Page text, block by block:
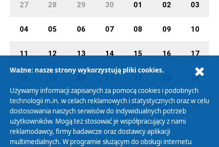
27 28 29 30 01 02 03
04 05 06 07 08 09 10
11 12 13 14 15 16 17
24
25 26 27 28 29 30 31
Ważne: nasze strony wykorzystują pliki cookies.
Używamy informacji zapisanych za pomocą cookies i podobnych
technologii m.in. w celach reklamowych i statystycznych oraz w celu
dostosowania naszych serwisów do indywidualnych potrzeb
użytkowników. Mogą też stosować je współpracujący z nami
reklamodawcy, firmy badawcze oraz dostawcy aplikacji
multimedialnych. W programie służącym do obsługi internetu